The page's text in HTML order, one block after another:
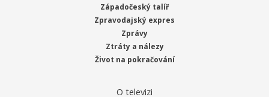
Západočeský talíř
Zpravodajský expres
Zprávy
Ztráty a nálezy
Život na pokračování
O televizi